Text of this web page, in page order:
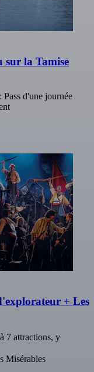
sur la Tamise
d'une journée
+ Les
7 attractions, y
Misérables